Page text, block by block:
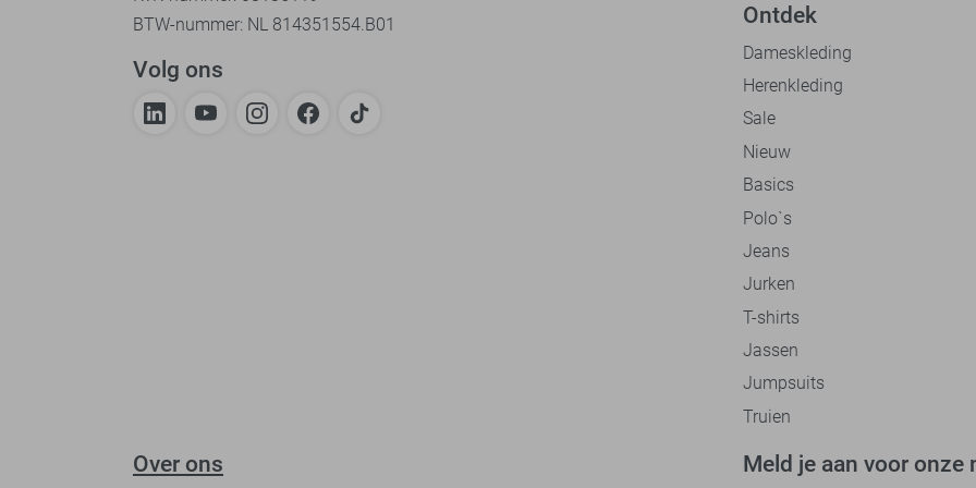
BTW-nummer: NL 814351554.B01
Volg ons
Ontdek
Dameskleding
Herenkleding
Sale
Nieuw
Basics
Polo`s
Jeans
Jurken
T-shirts
Jassen
Jumpsuits
Truien
Over ons Meld je aan voor onze